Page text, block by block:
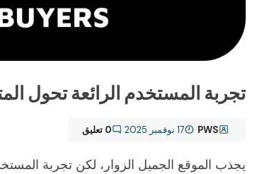
تجربة المستخدم الرائعة تحول
PWS 17 نوفمبر 2025 0 تعليق